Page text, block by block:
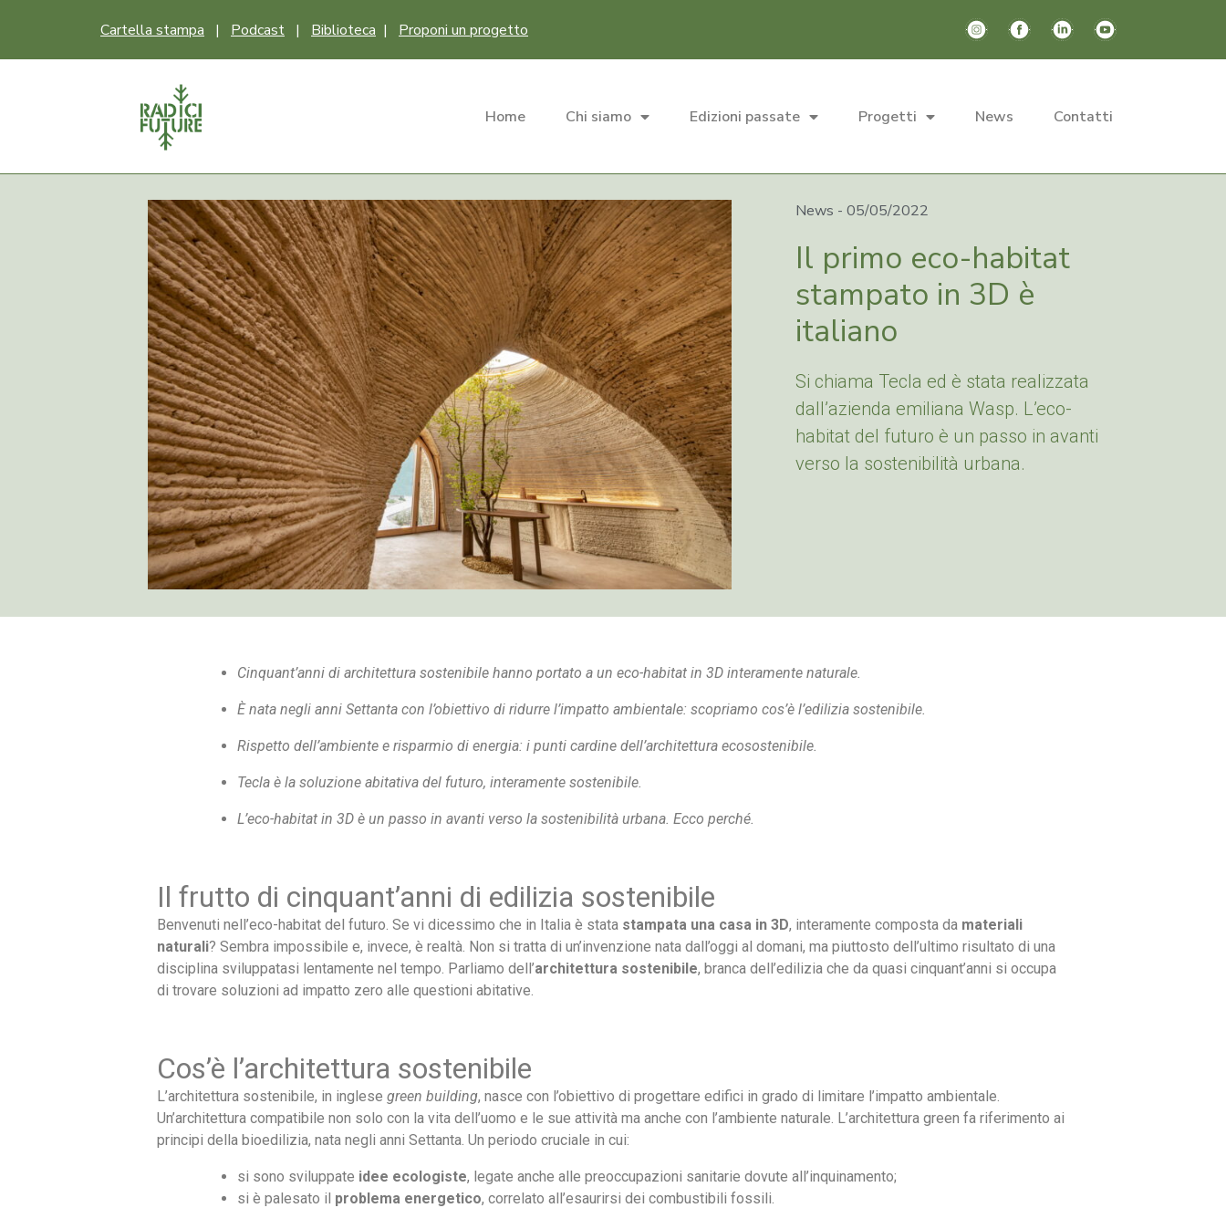
Cartella stampa | Podcast | Biblioteca | Proponi un progetto
Home Chi siamo Edizioni passate Progetti News Contatti
News - 05/05/2022
Il primo eco-habitat
stampato in 3D è
italiano
Si chiama Tecla ed è stata realizzata
dall’azienda emiliana Wasp. L’eco-
habitat del futuro è un passo in avanti
verso la sostenibilità urbana.
Cinquant’anni di architettura sostenibile hanno portato a un eco-habitat in 3D interamente naturale.
È nata negli anni Settanta con l’obiettivo di ridurre l’impatto ambientale: scopriamo cos’è l’edilizia sostenibile.
Rispetto dell’ambiente e risparmio di energia: i punti cardine dell’architettura ecosostenibile.
Tecla è la soluzione abitativa del futuro, interamente sostenibile.
L’eco-habitat in 3D è un passo in avanti verso la sostenibilità urbana. Ecco perché.
Il frutto di cinquant’anni di edilizia sostenibile
Benvenuti nell’eco-habitat del futuro. Se vi dicessimo che in Italia è stata stampata una casa in 3D, interamente composta da materiali
naturali? Sembra impossibile e, invece, è realtà. Non si tratta di un’invenzione nata dall’oggi al domani, ma piuttosto dell’ultimo risultato di una
disciplina sviluppatasi lentamente nel tempo. Parliamo dell’architettura sostenibile, branca dell’edilizia che da quasi cinquant’anni si occupa
di trovare soluzioni ad impatto zero alle questioni abitative.
Cos’è l’architettura sostenibile
L’architettura sostenibile, in inglese green building, nasce con l’obiettivo di progettare edifici in grado di limitare l’impatto ambientale.
Un’architettura compatibile non solo con la vita dell’uomo e le sue attività ma anche con l’ambiente naturale. L’architettura green fa riferimento ai
principi della bioedilizia, nata negli anni Settanta. Un periodo cruciale in cui:
si sono sviluppate idee ecologiste, legate anche alle preoccupazioni sanitarie dovute all’inquinamento;
si è palesato il problema energetico, correlato all’esaurirsi dei combustibili fossili.